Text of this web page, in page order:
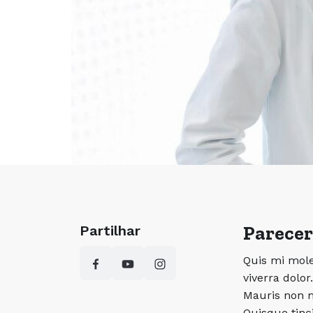
Partilhar
Quis mi
viverra
Mauris non